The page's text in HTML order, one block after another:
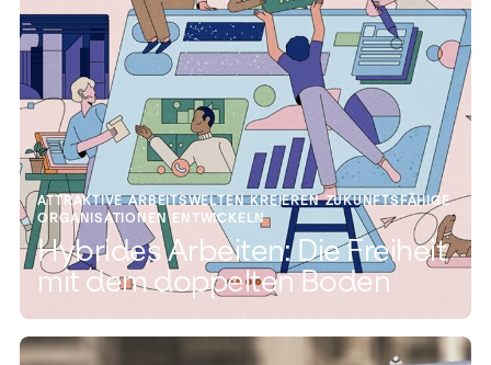
ATTRAKTIVE ARBEITSWELTEN KREIEREN ZUKUNFTSFÄHIGE
ORGANISATIONEN ENTWICKELN
Hybrides Arbeiten: Die Freiheit
mit dem doppelten Boden